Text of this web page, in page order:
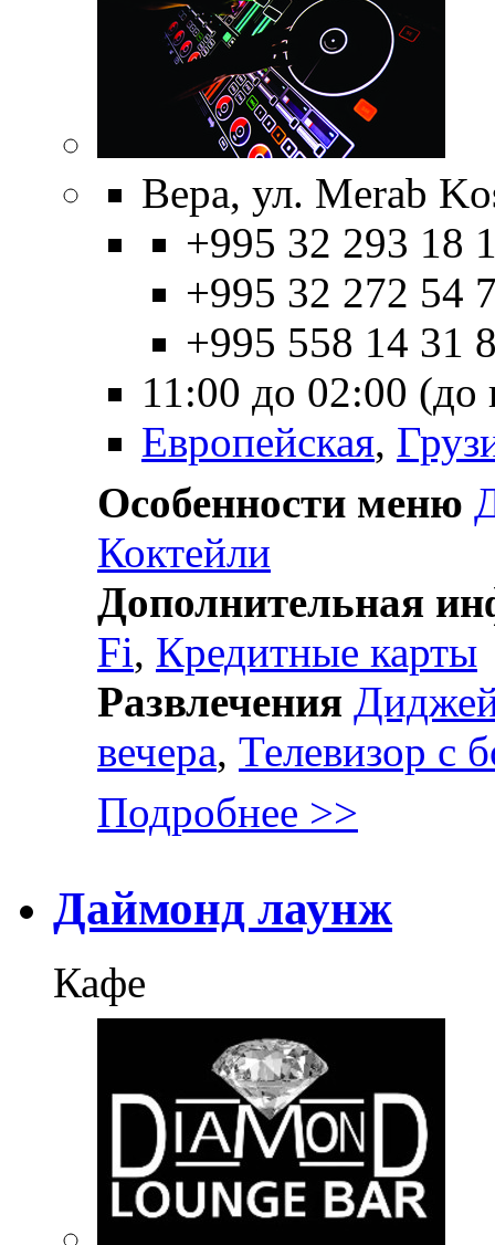
Вера, ул. Merab
+995 32 293 18
+995 32 272 54
+995 558 14 31
11:00 до 02:00 (до
Европейская,
Особенности меню
Коктейли
Дополнительная
Fi, Кредитные карты
Развлечения
вечера, Телевизор с
Подробнее >>
Даймонд лаунж
Кафе